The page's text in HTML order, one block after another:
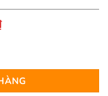
Giá
14.000.000 ₫.
Italia số lượng